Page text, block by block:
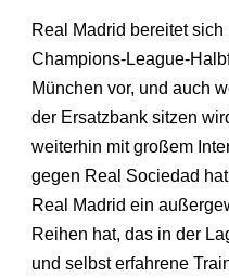
Real Madrid bereitet
Champions-League-
München vor, und auch
der Ersatzbank sitzen
weiterhin mit großem
gegen Real Sociedad
Real Madrid ein
Reihen hat, das in der
und selbst erfahrene